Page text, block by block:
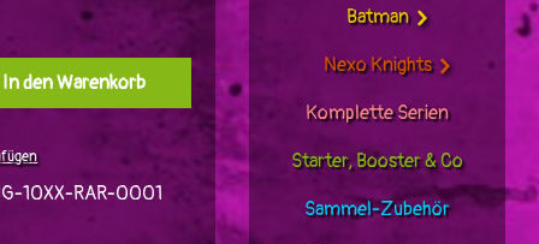
Batman
Nexo Knights
Komplette Serien
Starter, Booster & Co
Sammel-Zubehör
Gib den gewünschten Wert ein oder
In den Warenkorb
10XX-RAR-0001